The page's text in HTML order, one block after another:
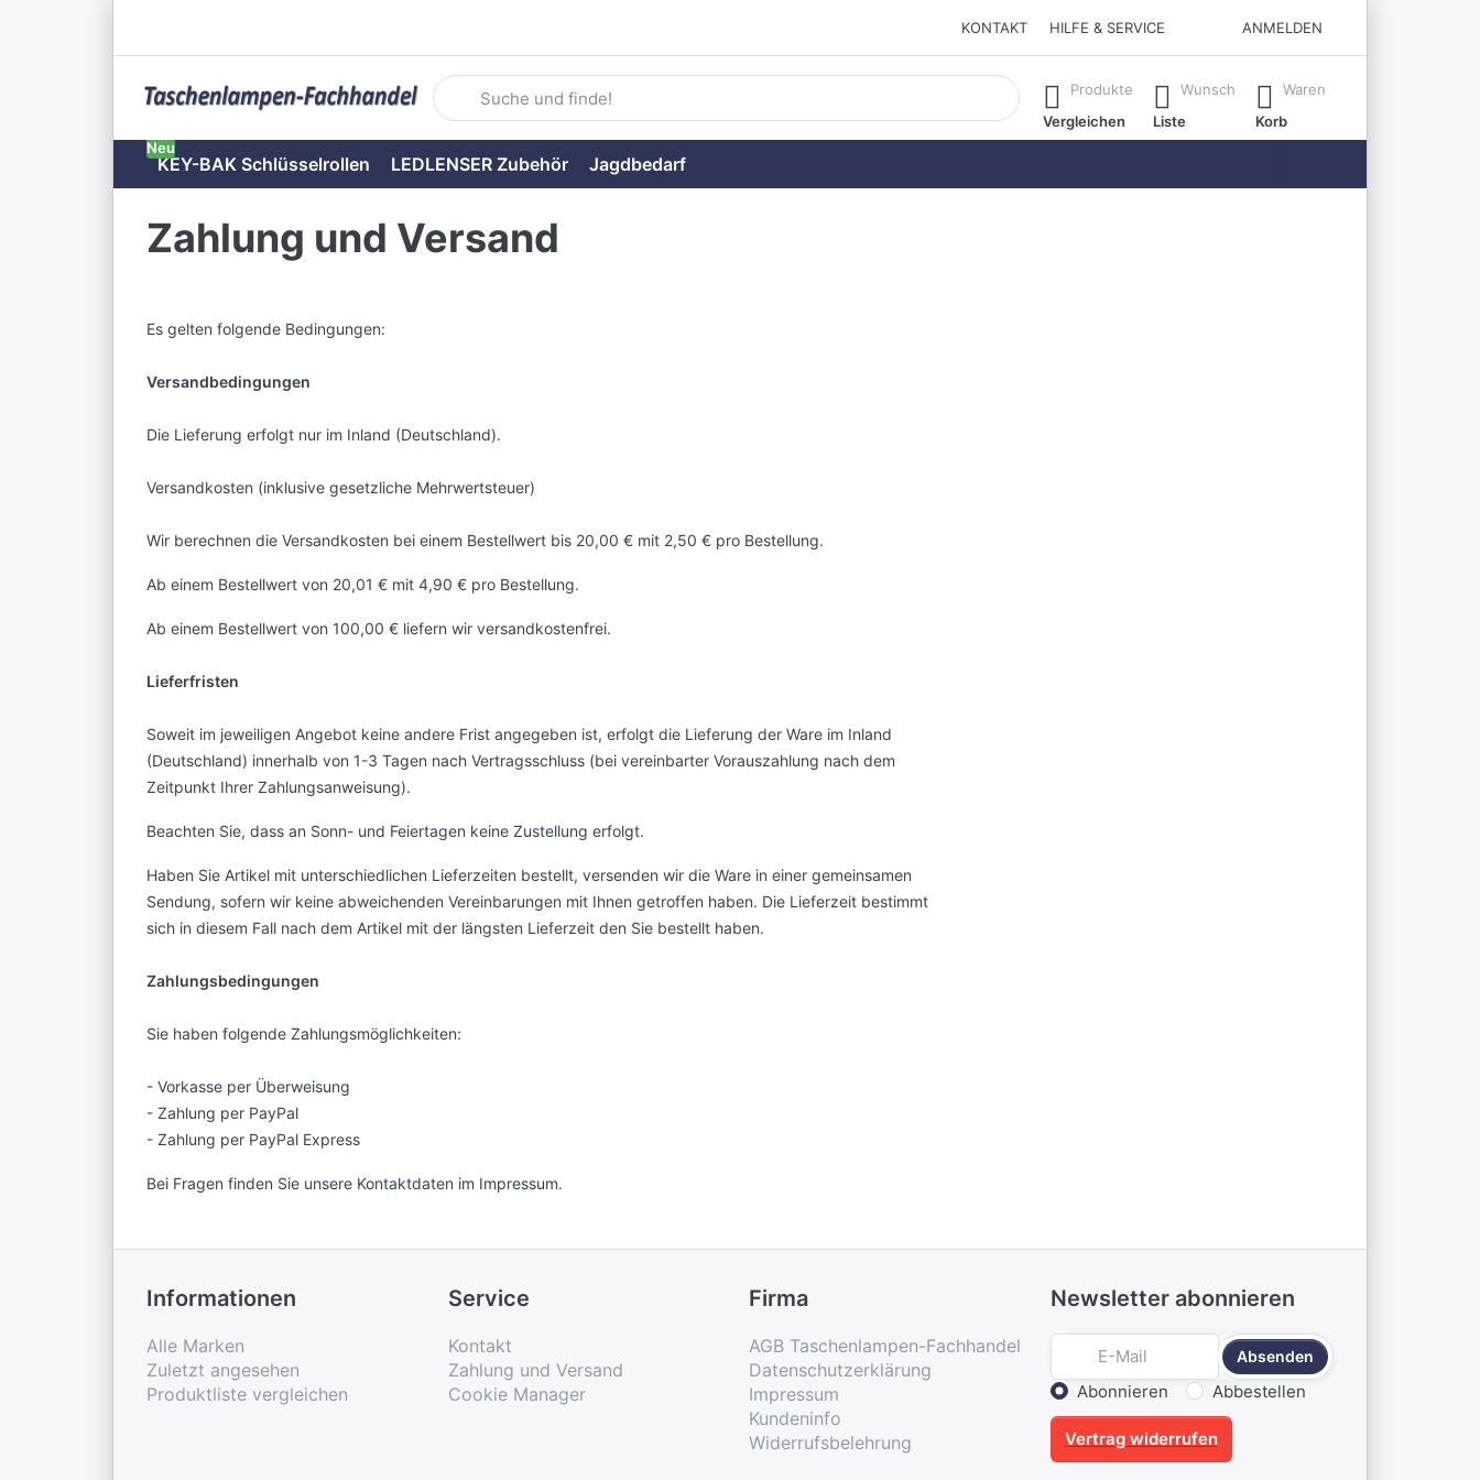
KONTAKT HILFE & SERVICE ANMELDEN
Geben Sie einen Suchbegriff ein. Während Sie tippen, erscheinen automatisch erste Ergebnisse. Drücken Sie die Eingabetaste, um
Produkte
Vergleichen
Wunsch
Liste
Waren
Korb
KEY-BAK Schlüsselrollen
Neu
LEDLENSER Zubehör Jagdbedarf
Zahlung und Versand
Es gelten folgende Bedingungen:
Versandbedingungen
Die Lieferung erfolgt nur im Inland (Deutschland).
Versandkosten (inklusive gesetzliche Mehrwertsteuer)
Wir berechnen die Versandkosten bei einem Bestellwert bis 20,00 € mit 2,50 € pro Bestellung.
Ab einem Bestellwert von 20,01 € mit 4,90 € pro Bestellung.
Ab einem Bestellwert von 100,00 € liefern wir versandkostenfrei.
Lieferfristen
Soweit im jeweiligen Angebot keine andere Frist angegeben ist, erfolgt die Lieferung der Ware im Inland
(Deutschland) innerhalb von 1-3 Tagen nach Vertragsschluss (bei vereinbarter Vorauszahlung nach dem
Zeitpunkt Ihrer Zahlungsanweisung).
Beachten Sie, dass an Sonn- und Feiertagen keine Zustellung erfolgt.
Haben Sie Artikel mit unterschiedlichen Lieferzeiten bestellt, versenden wir die Ware in einer gemeinsamen
Sendung, sofern wir keine abweichenden Vereinbarungen mit Ihnen getroffen haben. Die Lieferzeit bestimmt
sich in diesem Fall nach dem Artikel mit der längsten Lieferzeit den Sie bestellt haben.
Zahlungsbedingungen
Sie haben folgende Zahlungsmöglichkeiten:
- Vorkasse per Überweisung
- Zahlung per PayPal
- Zahlung per PayPal Express
Bei Fragen finden Sie unsere Kontaktdaten im Impressum.
Informationen
Alle Marken
Zuletzt angesehen
Produktliste vergleichen
Service
Kontakt
Zahlung und Versand
Cookie Manager
Firma
AGB Taschenlampen-Fachhandel
Datenschutzerklärung
Impressum
Kundeninfo
Widerrufsbelehrung
Newsletter abonnieren
Absenden
Aktion wählen
Abonnieren Abbestellen
Vertrag widerrufen